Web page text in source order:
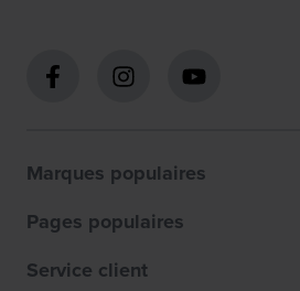
Marques populaires
Pages populaires
Service client